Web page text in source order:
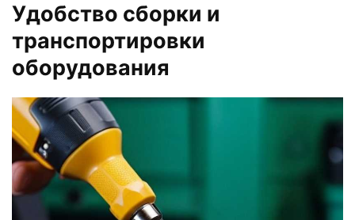
Удобство сборки и
транспортировки
оборудования